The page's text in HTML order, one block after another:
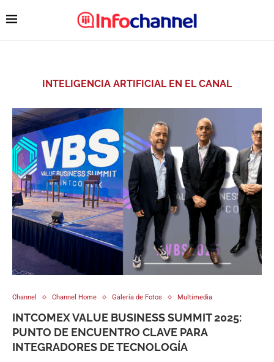
INTELIGENCIA ARTIFICIAL EN EL CANAL
Channel Channel Home Galería de Fotos Multimedia
INTCOMEX VALUE BUSINESS SUMMIT 2025:
PUNTO DE ENCUENTRO CLAVE PARA
INTEGRADORES DE TECNOLOGÍA